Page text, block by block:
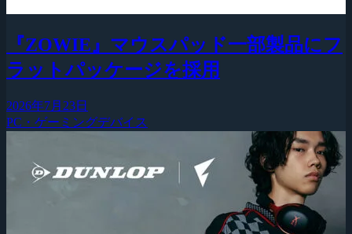
『ZOWIE』マウスパッド一部製品にフ
ラットパッケージを採用
2026年7月23日
PC・ゲーミングデバイス